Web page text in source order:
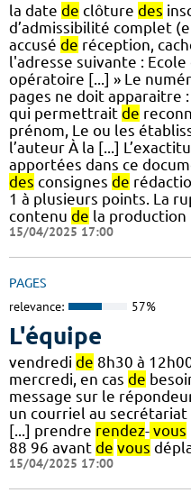
la date de clôture des
d’admissibilité complet
accusé de réception,
l'adresse suivante :
opératoire [...] » Le
pages ne doit apparaitre :
qui permettrait de
prénom, Le ou les
l’auteur À la [...]
apportées dans ce
des consignes de
1 à plusieurs points. La
contenu de la production
15/04/2025 17:00
PAGES
relevance: 57%
L'équipe
vendredi de 8h30 à
mercredi, en cas de
message sur le
un courriel au
[...] prendre rendez- vous
88 96 avant de vous
15/04/2025 17:00